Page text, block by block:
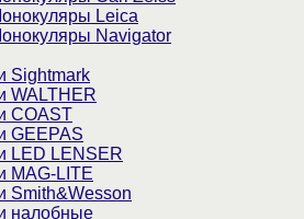
Leica
Navigator
Sightmark
WALTHER
COAST
GEEPAS
LED LENSER
MAG-LITE
Smith&Wesson
налобные